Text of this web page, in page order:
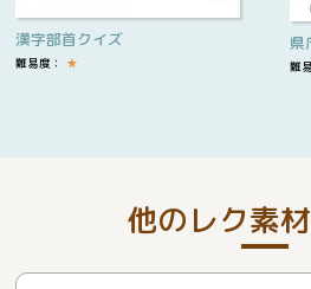
漢字部首クイズ
難易度： ★
県
難
他のレク素